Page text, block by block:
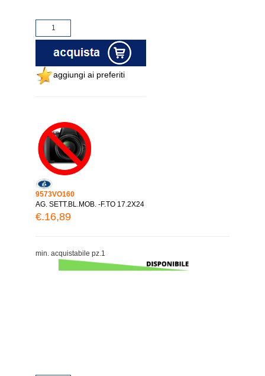
aggiungi ai preferiti
9573VO160
AG. SETT.BL.MOB. -F.TO 17.2X24
€.16,89
min. acquistabile pz.1